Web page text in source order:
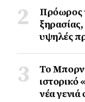
Πρόωρος
υψηλές
Το
ιστορικό
νέα